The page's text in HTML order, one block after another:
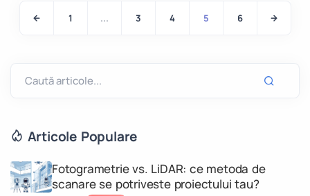
1 ... 3 4 5 6
Articole Populare
Fotogrametrie vs. LiDAR: ce metoda de
scanare se potriveste proiectului tau?